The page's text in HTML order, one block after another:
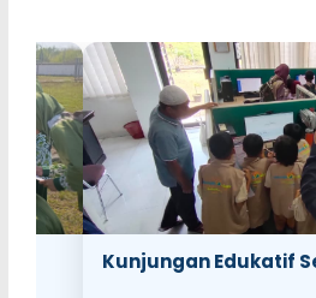
Kunjungan Edukatif